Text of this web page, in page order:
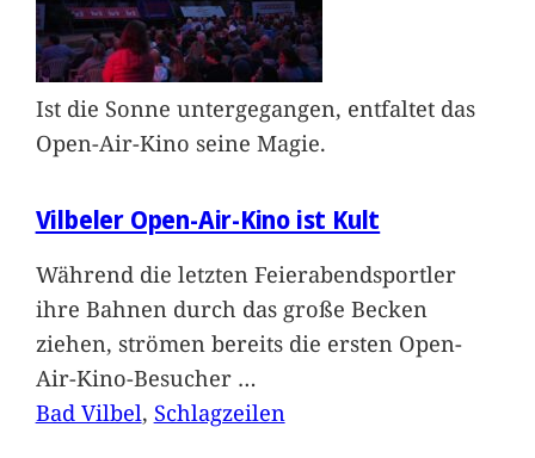
Ist die Sonne untergegangen, entfaltet das
Open-Air-Kino seine Magie.
Vilbeler Open-Air-Kino ist Kult
Während die letzten Feierabendsportler
ihre Bahnen durch das große Becken
ziehen, strömen bereits die ersten Open-
Air-Kino-Besucher …
Bad Vilbel, Schlagzeilen